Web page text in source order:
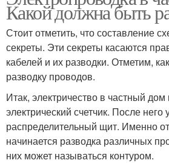
Какой должна быть
Стоит отметить, что составление
секреты. Эти секреты касаются
кабелей и их разводки. Отметим,
разводку проводов.
Итак, электричество в частный дом
электрический счетчик. После него
распределительный щит. Именно
начинается разводка различных
них может называться контуром.